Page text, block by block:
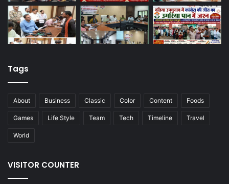
Tags
About Business Classic Color Content Foods
Games Life Style Team Tech Timeline Travel
World
VISITOR COUNTER